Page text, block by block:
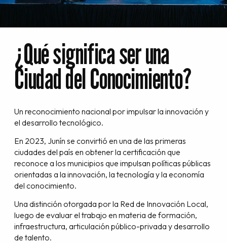
¿Qué significa ser una
Ciudad del Conocimiento?
Un reconocimiento nacional por impulsar la innovación y
el desarrollo tecnológico.
En 2023, Junín se convirtió en una de las primeras
ciudades del país en obtener la certificación que
reconoce a los municipios que impulsan políticas públicas
orientadas a la innovación, la tecnología y la economía
del conocimiento.
Una distinción otorgada por la Red de Innovación Local,
luego de evaluar el trabajo en materia de formación,
infraestructura, articulación público-privada y desarrollo
de talento.